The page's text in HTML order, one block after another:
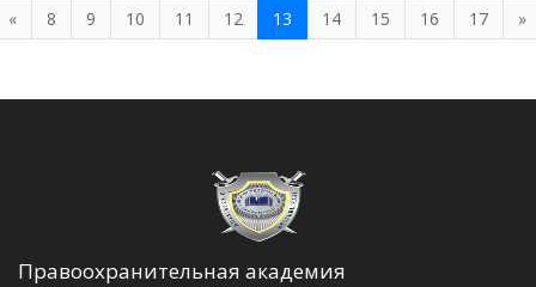
« 8 9 10 11 12 13 14 15 16 17 »
Правоохранительная академия